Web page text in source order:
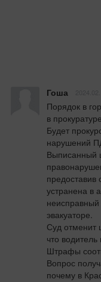
Гоша
Порядок в
в
Будет
нарушений
Выписанный
предоставив
устранена в
эвакуаторе.
Суд отменит
что
Штрафы
Вопрос
почему в